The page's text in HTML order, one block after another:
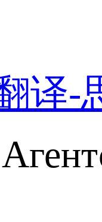
译-